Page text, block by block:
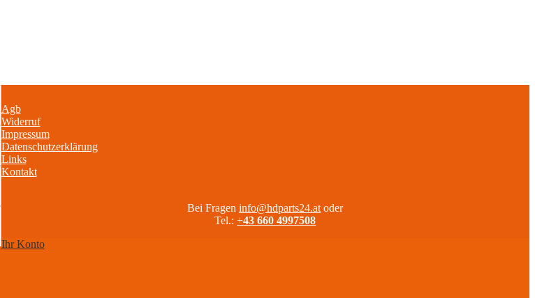
Agb
Widerruf
Impressum
Datenschutzerklärung
Links
Kontakt
Bei Frageninfo@hdparts24.at oder
Tel.:+43 660 4997508
Ihr Konto